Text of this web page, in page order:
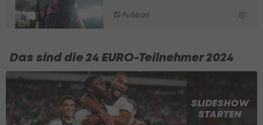
Fußball
Das sind die 24 EURO-Teilnehmer 2024
SLIDESHOW
STARTEN